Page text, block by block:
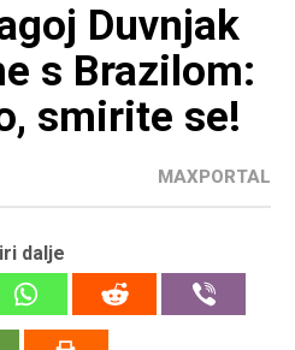
Duvnjak
s Brazilom:
smirite se!
MAXPORTAL
dalje